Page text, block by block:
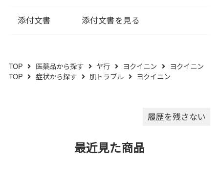
す。
でください。（誤用の原因にな
（５）水分が錠剤につきます
と、変色または色むらを生じる
れないでください。
添付文書 添付文書を見る
TOP 医薬品から探す ヤ行 ヨクイニン
ヨクイニン
TOP
症状から探す 肌トラブル ヨクイニン
履歴を残さない
最近見た商品